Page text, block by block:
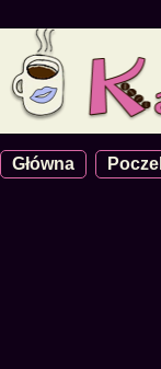
Główna